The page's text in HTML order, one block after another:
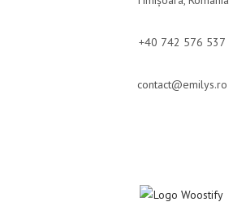
+40 742 576 537
contact@emilys.ro